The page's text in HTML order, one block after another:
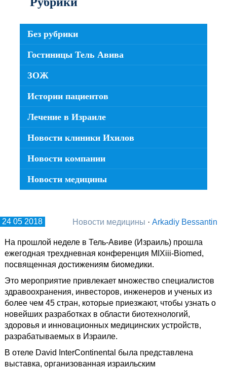
Без рубрики
Гостиницы Тель Авива
ЗОЖ
Истории пациентов
Лечение в Израиле
Новости клиники Ихилов
Новости компании
Новости медицины
24 05 2018 Новости медицины · Arkadiy Bessantin
На прошлой неделе в Тель-Авиве (Израиль) прошла
ежегодная трехдневная конференция MIXiii-Biomed,
посвященная достижениям биомедики.
Это мероприятие привлекает множество специалистов
здравоохранения, инвесторов, инженеров и ученых из
более чем 45 стран, которые приезжают, чтобы узнать о
новейших разработках в области биотехнологий,
здоровья и инновационных медицинских устройств,
разрабатываемых в Израиле.
В отеле David InterContinental была представлена ​​
выставка, организованная израильским